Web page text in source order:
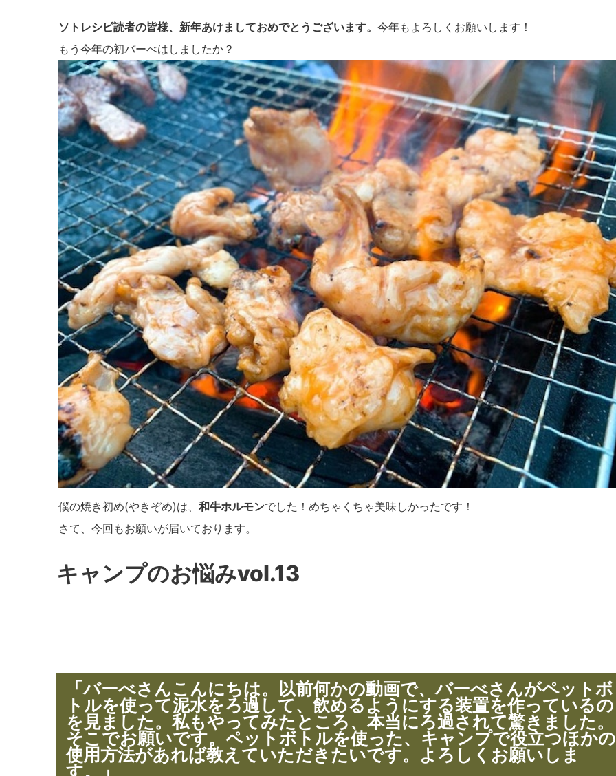
ソトレシピ読者の皆様、新年あけましておめでとうございます。 今年もよろしくお願いします！
もう今年の初バーべはしましたか？
僕の焼き初め(やきぞめ)は、 和牛ホルモンでした！めちゃくちゃ美味しかったです！
さて、今回もお願いが届いております。
キャンプのお悩みvol.13
「バーべさんこんにちは。以前何かの動画で、バーべさんがペットボ
トルを使って泥水をろ過して、飲めるようにする装置を作っているの
を見ました。私もやってみたところ、本当にろ過されて驚きました。
そこでお願いです。ペットボトルを使った、キャンプで役立つほかの
使用方法があれば教えていただきたいです。よろしくお願いしま
す。」